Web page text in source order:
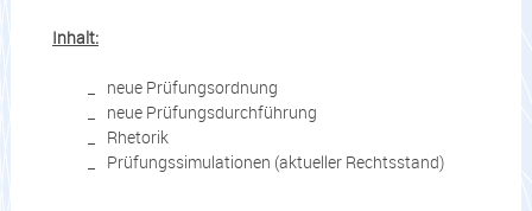
Inhalt:
neue Prüfungsordnung
neue Prüfungsdurchführung
Rhetorik
Prüfungssimulationen (aktueller Rechtsstand)